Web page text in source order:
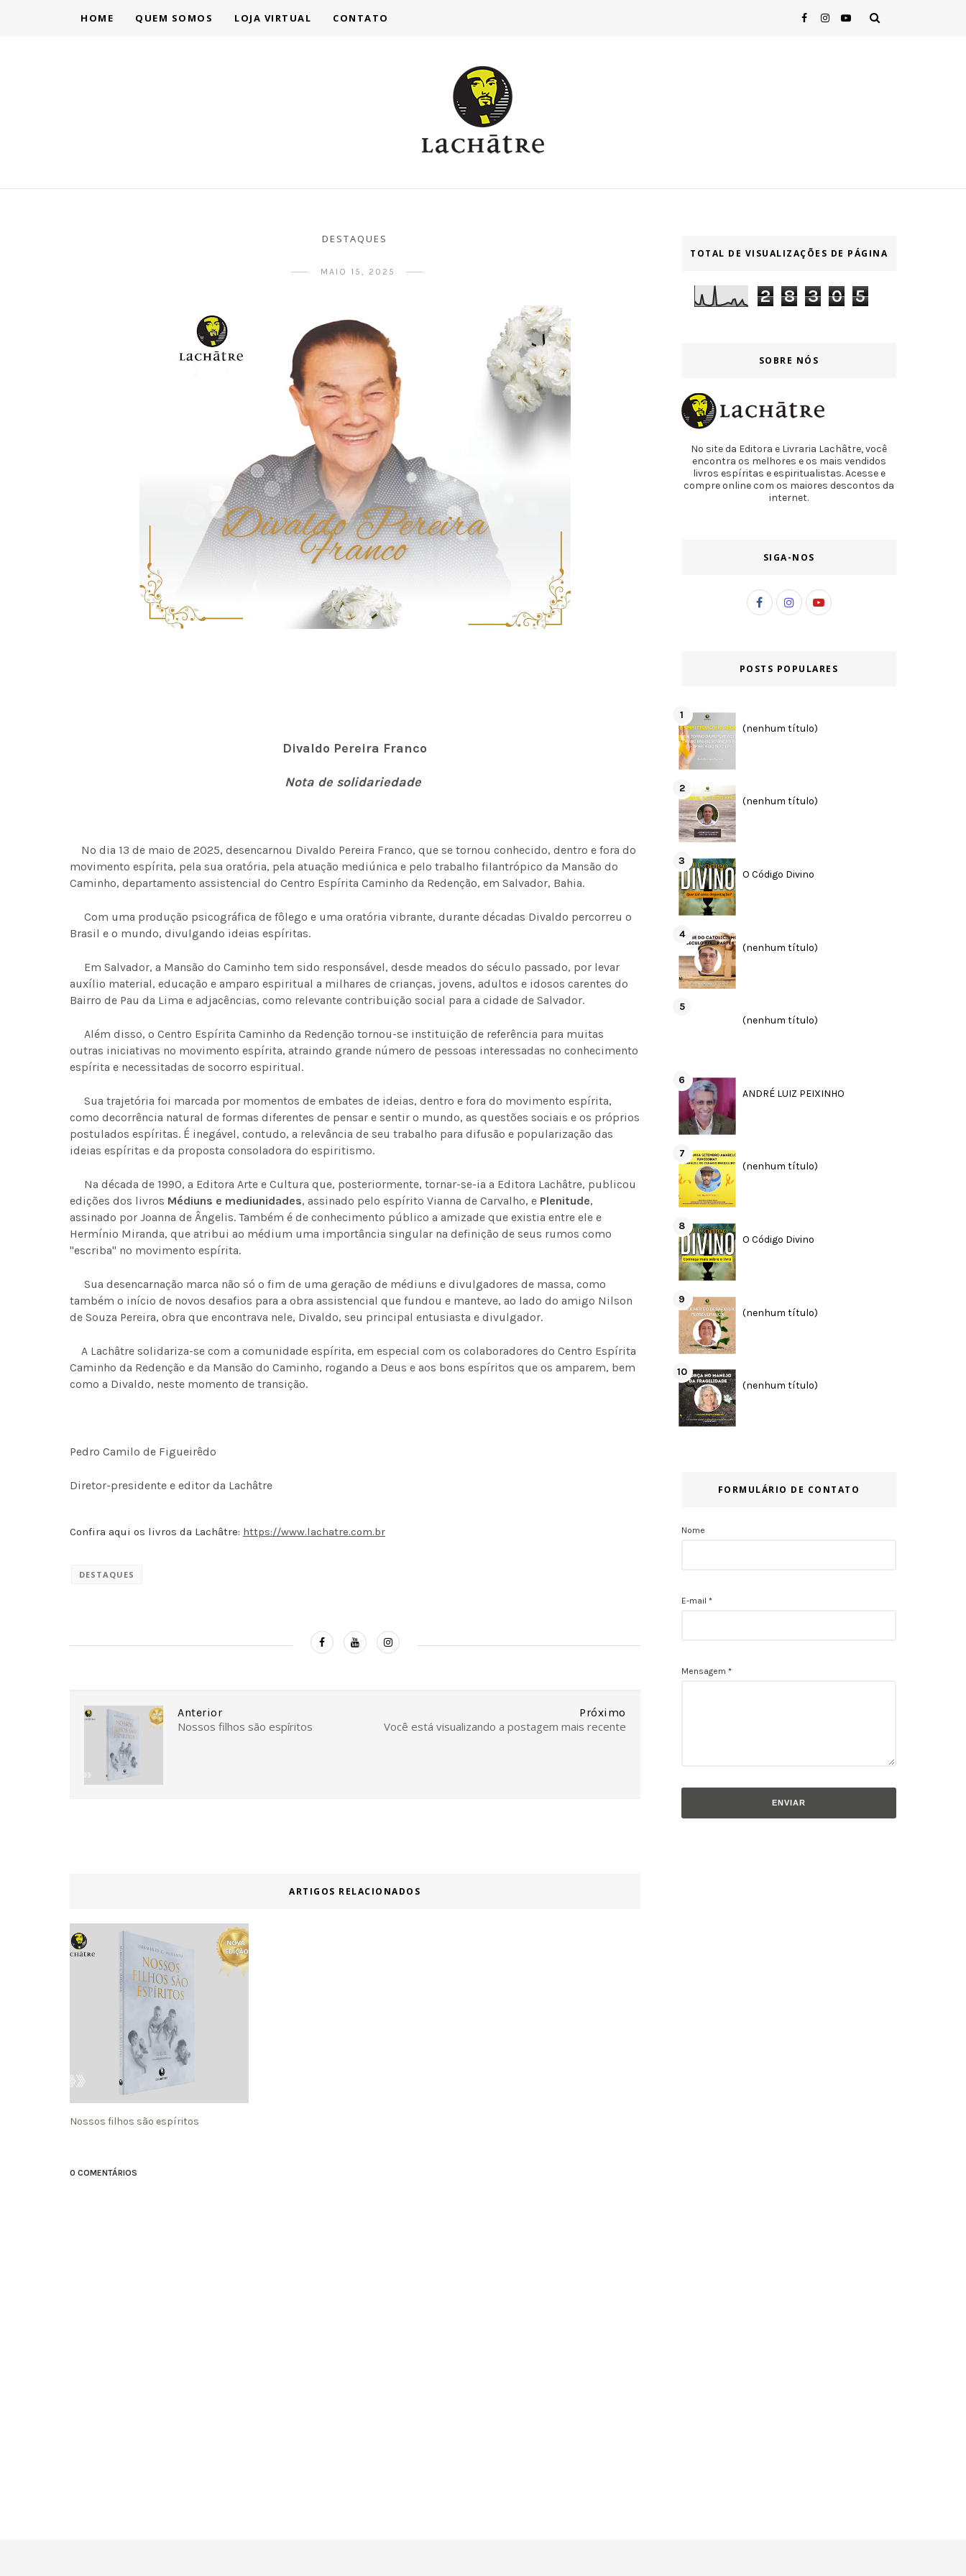
HOME QUEM SOMOS LOJA VIRTUAL CONTATO
DESTAQUES
MAIO 15, 2025
Divaldo Pereira Franco
Nota de solidariedade
No dia 13 de maio de 2025, desencarnou Divaldo Pereira Franco, que se tornou conhecido, dentro e fora do
movimento espírita, pela sua oratória, pela atuação mediúnica e pelo trabalho filantrópico da Mansão do
Caminho, departamento assistencial do Centro Espírita Caminho da Redenção, em Salvador, Bahia.
Com uma produção psicográfica de fôlego e uma oratória vibrante, durante décadas Divaldo percorreu o
Brasil e o mundo, divulgando ideias espíritas.
Em Salvador, a Mansão do Caminho tem sido responsável, desde meados do século passado, por levar
auxílio material, educação e amparo espiritual a milhares de crianças, jovens, adultos e idosos carentes do
Bairro de Pau da Lima e adjacências, como relevante contribuição social para a cidade de Salvador.
Além disso, o Centro Espírita Caminho da Redenção tornou-se instituição de referência para muitas
outras iniciativas no movimento espírita, atraindo grande número de pessoas interessadas no conhecimento
espírita e necessitadas de socorro espiritual.
Sua trajetória foi marcada por momentos de embates de ideias, dentro e fora do movimento espírita,
como decorrência natural de formas diferentes de pensar e sentir o mundo, as questões sociais e os próprios
postulados espíritas. É inegável, contudo, a relevância de seu trabalho para difusão e popularização das
ideias espíritas e da proposta consoladora do espiritismo.
Na década de 1990, a Editora Arte e Cultura que, posteriormente, tornar-se-ia a Editora Lachâtre, publicou
edições dos livros Médiuns e mediunidades, assinado pelo espírito Vianna de Carvalho, e Plenitude,
assinado por Joanna de Ângelis. Também é de conhecimento público a amizade que existia entre ele e
Hermínio Miranda, que atribui ao médium uma importância singular na definição de seus rumos como
"escriba" no movimento espírita.
Sua desencarnação marca não só o fim de uma geração de médiuns e divulgadores de massa, como
também o início de novos desafios para a obra assistencial que fundou e manteve, ao lado do amigo Nilson
de Souza Pereira, obra que encontrava nele, Divaldo, seu principal entusiasta e divulgador.
A Lachâtre solidariza-se com a comunidade espírita, em especial com os colaboradores do Centro Espírita
Caminho da Redenção e da Mansão do Caminho, rogando a Deus e aos bons espíritos que os amparem, bem
como a Divaldo, neste momento de transição.
Pedro Camilo de Figueirêdo
Diretor-presidente e editor da Lachâtre
Confira aqui os livros da Lachâtre: https://www.lachatre.com.br
DESTAQUES
Próximo
Você está visualizando a postagem mais recente
Anterior
Nossos filhos são espíritos
ARTIGOS RELACIONADOS
Nossos filhos são espíritos
0 COMENTÁRIOS
TOTAL DE VISUALIZAÇÕES DE PÁGINA
2 8 3 0 5
SOBRE NÓS
No site da Editora e Livraria Lachâtre, você
encontra os melhores e os mais vendidos
livros espíritas e espiritualistas. Acesse e
compre online com os maiores descontos da
internet.
SIGA-NOS
POSTS POPULARES
(nenhum título)
(nenhum título)
O Código Divino
(nenhum título)
(nenhum título)
ANDRÉ LUIZ PEIXINHO
(nenhum título)
O Código Divino
(nenhum título)
(nenhum título)
FORMULÁRIO DE CONTATO
Nome
E-mail *
Mensagem *